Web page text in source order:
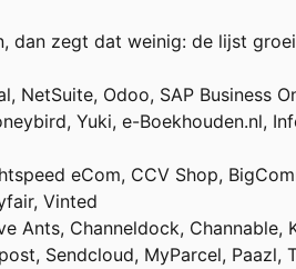
dan zegt dat weinig: de lijst
Odoo, SAP Business
Yuki, e-Boekhouden.nl,
eCom, CCV Shop,
Vinted
Ants, Channeldock,
Sendcloud, MyParcel,